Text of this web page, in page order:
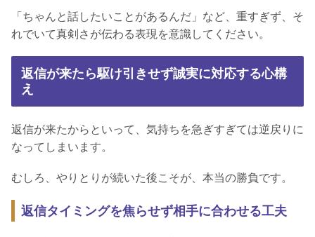
「ちゃんと話したいことがあるんだ」など、重すぎず、そ
れでいて真剣さが伝わる表現を意識してください。
返信が来たら駆け引きせず誠実に対応する心構
え
返信が来たからといって、気持ちを急ぎすぎては逆戻りに
なってしまいます。
むしろ、やりとりが続いた後こそが、本当の勝負です。
返信タイミングを焦らせず相手に合わせる工夫